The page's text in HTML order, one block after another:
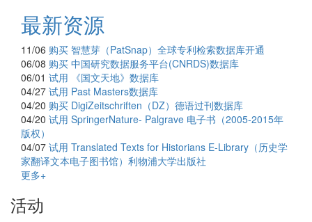
最新资源
11/06 购买 智慧芽（PatSnap）全球专利检索数据库开通
06/08 购买 中国研究数据服务平台(CNRDS)数据库
06/01 试用
《国文天地》数据库
04/27 试用 Past Masters数据库
04/20 购买 DigiZeitschriften（DZ）德语过刊数据库
04/20 试用 SpringerNature- Palgrave 电子书（2005-2015年
版权）
04/07 试用 Translated Texts for Historians E-Library（历史学
家翻译文本电子图书馆）利物浦大学出版社
更多+
活动